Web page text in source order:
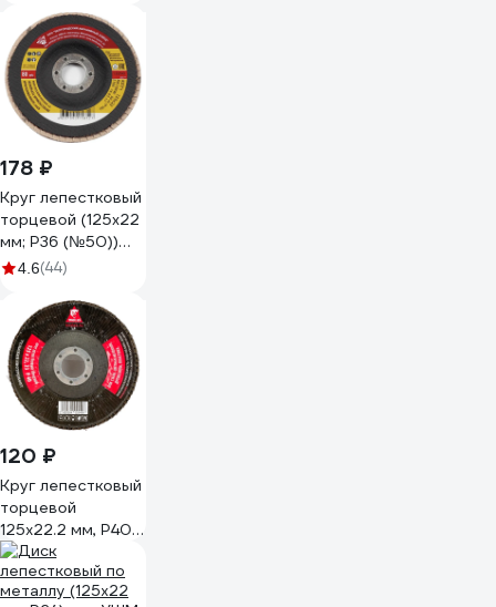
МЕГЕОН
к0000038845
178 ₽
Круг лепестковый
торцевой (125x22
мм; Р36 (№50))
РемоКолор 45-5-
4.6(44)
120 ₽
Круг лепестковый
торцевой
125x22.2 мм, Р40,
КЛТ1 TOOLAS
00002832